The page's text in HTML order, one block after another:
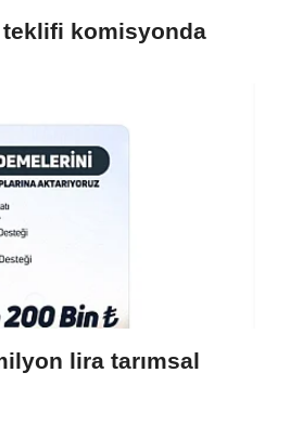
teklifi komisyonda
lira tarımsal